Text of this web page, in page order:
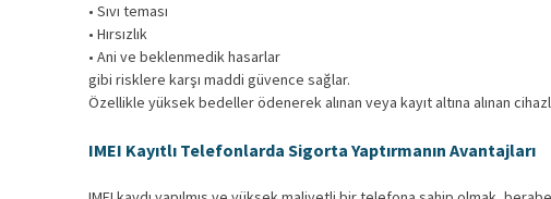
• Sıvı teması
• Hırsızlık
• Ani ve beklenmedik hasarlar
gibi risklere karşı maddi güvence sağlar.
Özellikle yüksek bedeller ödenerek alınan veya kayıt altına alınan
IMEI Kayıtlı Telefonlarda Sigorta Yaptırmanın Avantajları